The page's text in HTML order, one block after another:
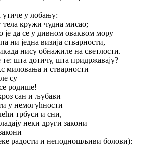
у лобању:
тела кружи чудна мисао;
је да се у дивном оваквом мору
ни једна визија стварности,
нису обнажиле на светлости.
шта дотичу, шта придржавају?
миловања и стварности
су
родише!
сан и љубави
у немогућности
трбуси и сни,
неки други закони
радости и неподношљиви болови):